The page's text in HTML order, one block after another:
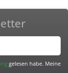
gelesen habe. Meine